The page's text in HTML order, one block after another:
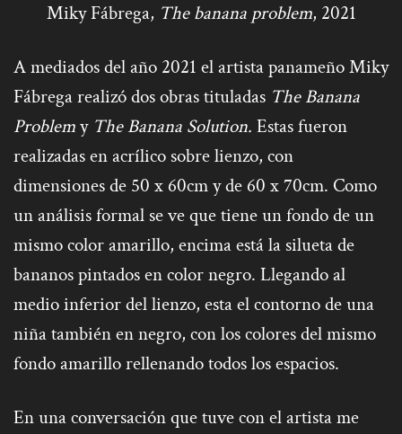
Miky Fábrega, The banana problem, 2021
A mediados del año 2021 el artista panameño Miky
Fábrega realizó dos obras tituladas The Banana
Problemy The Banana Solution. Estas fueron
realizadas en acrílico sobre lienzo, con
dimensiones de 50 x 60cm y de 60 x 70cm. Como
un análisis formal se ve que tiene un fondo de un
mismo color amarillo, encima está la silueta de
bananos pintados en color negro. Llegando al
medio inferior del lienzo, esta el contorno de una
niña también en negro, con los colores del mismo
fondo amarillo rellenando todos los espacios.
En una conversación que tuve con el artista me